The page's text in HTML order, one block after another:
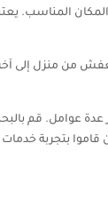
المناسب.
من منزل إلى
عدة عوامل. قم
قاموا بتجربة